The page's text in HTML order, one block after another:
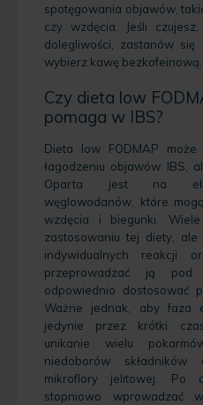
spotęgowania objawów,
czy wzdęcia. Jeśli
dolegliwości, zastanów
wybierz kawę bezkofeinową.
Czy dieta low
pomaga w IBS?
Dieta low FODMAP
łagodzeniu objawów IBS,
Oparta jest na
węglowodanów, które
wzdęcia i biegunki.
zastosowaniu tej diety,
indywidualnych reakcji
przeprowadzać ją
odpowiednio dostosować
Ważne jednak, aby faza
jedynie przez krótki
unikanie wielu
niedoborów
mikroflory jelitowej. Po
stopniowo wprowadzać